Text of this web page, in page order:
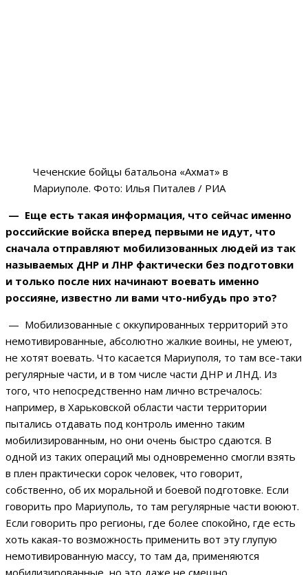
Чеченские бойцы батальона «Ахмат» в
Мариуполе. Фото: Илья Питалев / РИА
— Еще есть такая информация, что сейчас именно
российские войска вперед первыми не идут, что
сначала отправляют мобилизованных людей из так
называемых ДНР и ЛНР фактически без подготовки
и только после них начинают воевать именно
россияне, известно ли вами что-нибудь про это?
— Мобилизованные с оккупированных территорий это
немотивированные, абсолютно жалкие воины, не умеют,
не хотят воевать. Что касается Мариуполя, то там все-таки
регулярные части, и в том числе части ДНР и ЛНД. Из
того, что непосредственно нам лично встречалось:
например, в Харьковской области части территории
пытались отдавать под контроль именно таким
мобилизированным, но они очень быстро сдаются. В
одной из таких операций мы одновременно смогли взять
в плен практически сорок человек, что говорит,
собственно, об их моральной и боевой подготовке. Если
говорить про Мариуполь, то там регулярные части воюют.
Если говорить про регионы, где более спокойно, где есть
хоть какая-то возможность применить вот эту глупую
немотивированную массу, то там да, применяются